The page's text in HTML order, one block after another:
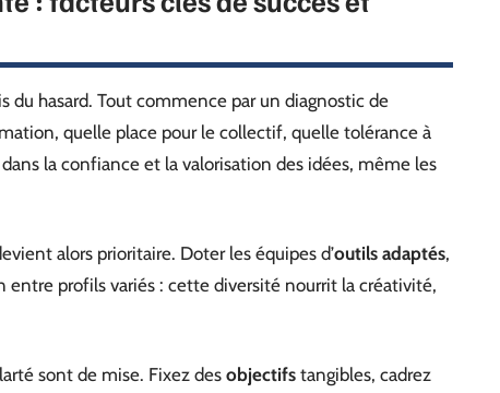
du hasard. Tout commence par un diagnostic de
quelle place pour le collectif, quelle tolérance à
la confiance et la valorisation des idées, même les
alors prioritaire. Doter les équipes d’outils adaptés,
entre profils variés : cette diversité nourrit la créativité,
sont de mise. Fixez des objectifs tangibles, cadrez